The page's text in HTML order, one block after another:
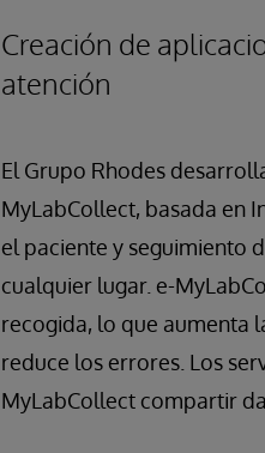
Creación de
atención
El Grupo Rhodes
MyLabCollect, basada en
el paciente y seguimiento
cualquier lugar. e-
recogida, lo que aumenta
reduce los errores. Los
MyLabCollect compartir